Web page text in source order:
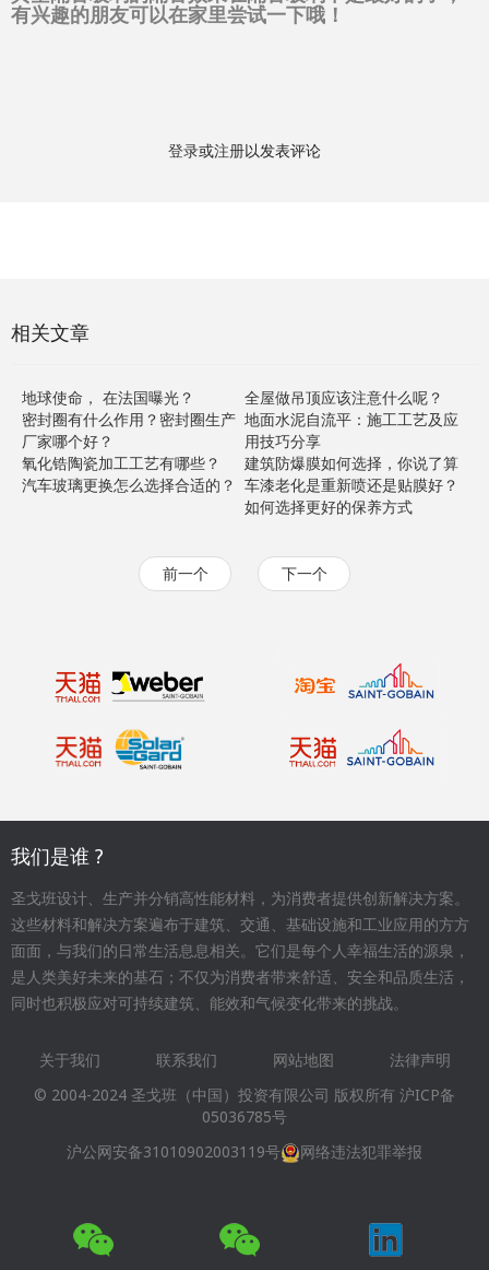
有兴趣的朋友可以在家里尝试一下哦！
登录或注册以发表评论
相关文章
地球使命， 在法国曝光？
密封圈有什么作用？密封圈生产
厂家哪个好？
氧化锆陶瓷加工工艺有哪些？
汽车玻璃更换怎么选择合适的？
全屋做吊顶应该注意什么呢？
地面水泥自流平：施工工艺及应
用技巧分享
建筑防爆膜如何选择，你说了算
车漆老化是重新喷还是贴膜好？
如何选择更好的保养方式
前一个 下一个
我们是谁 ?
圣戈班设计、生产并分销高性能材料，为消费者提供创新解决方案。
这些材料和解决方案遍布于建筑、交通、基础设施和工业应用的方方
面面，与我们的日常生活息息相关。它们是每个人幸福生活的源泉，
是人类美好未来的基石；不仅为消费者带来舒适、安全和品质生活，
同时也积极应对可持续建筑、能效和气候变化带来的挑战。
Footer
menu
关于我们 联系我们 网站地图
法律声明
© 2004-2024 圣戈班（中国）投资有限公司 版权所有 沪ICP备
05036785号
沪公网安备31010902003119号
网络违法犯罪举报